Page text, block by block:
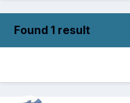
Found 1 result